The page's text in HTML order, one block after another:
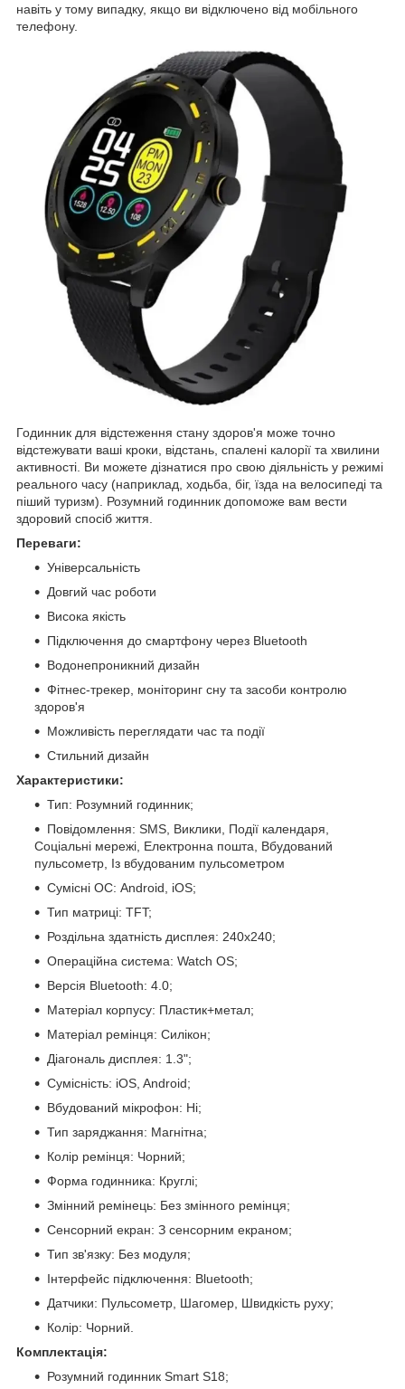
навіть у тому випадку, якщо ви відключено від мобільного
телефону.
Годинник для відстеження стану здоров'я може точно
відстежувати ваші кроки, відстань, спалені калорії та хвилини
активності. Ви можете дізнатися про свою діяльність у режимі
реального часу (наприклад, ходьба, біг, їзда на велосипеді та
піший туризм). Розумний годинник допоможе вам вести
здоровий спосіб життя.
Переваги:
Універсальність
Довгий час роботи
Висока якість
Підключення до смартфону через Bluetooth
Водонепроникний дизайн
Фітнес-трекер, моніторинг сну та засоби контролю
здоров'я
Можливість переглядати час та події
Стильний дизайн
Характеристики:
Тип: Розумний годинник;
Повідомлення: SMS, Виклики, Події календаря,
Соціальні мережі, Електронна пошта, Вбудований
пульсометр, Із вбудованим пульсометром
Сумісні ОС: Android, iOS;
Тип матриці: TFT;
Роздільна здатність дисплея: 240x240;
Операційна система: Watch OS;
Версія Bluetooth: 4.0;
Матеріал корпусу: Пластик+метал;
Матеріал ремінця: Силікон;
Діагональ дисплея: 1.3";
Сумісність: iOS, Android;
Вбудований мікрофон: Ні;
Тип заряджання: Магнітна;
Колір ремінця: Чорний;
Форма годинника: Круглі;
Змінний ремінець: Без змінного ремінця;
Сенсорний екран: З сенсорним екраном;
Тип зв'язку: Без модуля;
Інтерфейс підключення: Bluetooth;
Датчики: Пульсометр, Шагомер, Швидкість руху;
Колір: Чорний.
Комплектація:
Розумний годинник Smart S18;